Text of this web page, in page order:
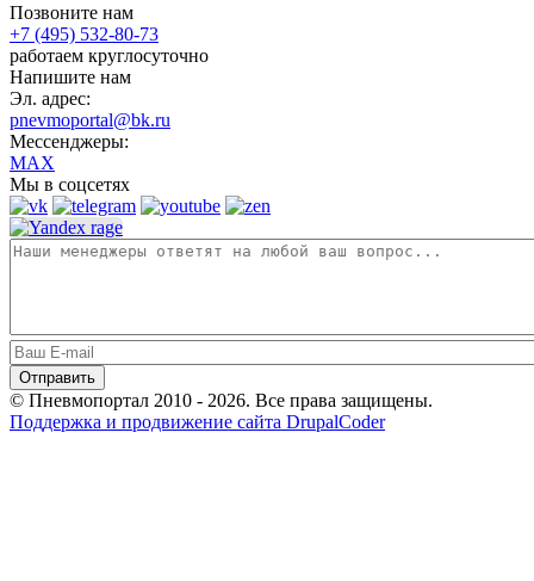
Позвоните нам
+7 (495) 532-80-73
работаем круглосуточно
Напишите нам
Эл. адрес:
pnevmoportal@bk.ru
Мессенджеры:
MAX
Мы в соцсетях
© Пневмопортал 2010 - 2026. Все права защищены.
Поддержка и продвижение сайта DrupalCoder